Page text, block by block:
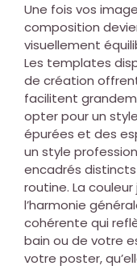
Une fois vos
composition
visuellement
Les templates
de création
facilitent
opter pour un
épurées et des
un style
encadrés
routine. La
l’harmonie
cohérente qui
bain ou de votre
votre poster,